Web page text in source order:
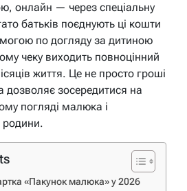
онлайн — через спеціальну
батьків поєднують ці кошти
по догляду за дитиною
чеку виходить повноцінний
життя. Це не просто гроші
дозволяє зосередитися на
погляді малюка і
родини.
«Пакунок малюка» у 2026